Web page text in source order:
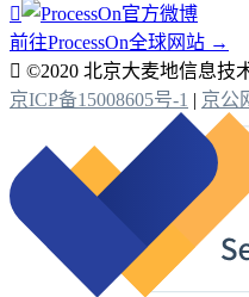

前往ProcessOn全球网站 →
 ©2020 北京大麦地信息技
京ICP备15008605号-1 | 京公